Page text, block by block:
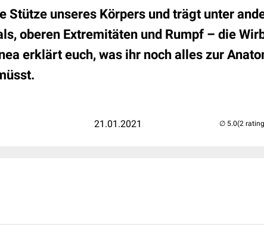
Stütze unseres Körpers und trägt unter
oberen Extremitäten und Rumpf – die
erklärt euch, was ihr noch alles zur
21.01.2021 (2